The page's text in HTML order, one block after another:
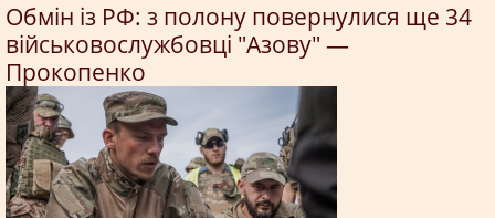
Обмін із РФ: з полону повернулися ще 34
військовослужбовці "Азову" —
Прокопенко